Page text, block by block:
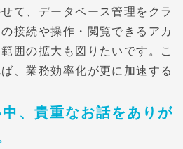
て、データベース管理をクラ
接続や操作・閲覧できるアカ
囲の拡大も図りたいです。こ
、業務効率化が更に加速する
、貴重なお話をありが